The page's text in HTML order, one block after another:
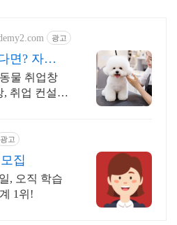
광고
면? 자격
육
물 취업창
, 취업 컨설팅
광고
집
, 오직 학습
1위!